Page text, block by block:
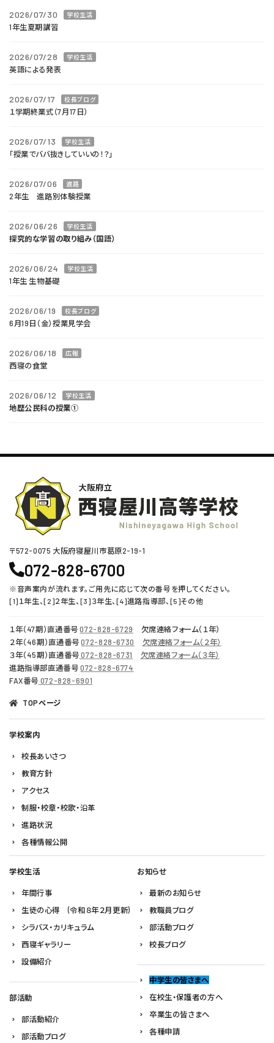
2026/07/30 学校生活
1年生夏期講習
2026/07/28 学校生活
英語による発表
2026/07/17 校長ブログ
１学期終業式（7月17日）
2026/07/13 学校生活
「授業でババ抜きしていいの！？」
2026/07/06 進路
2年生 進路別体験授業
2026/06/26 学校生活
探究的な学習の取り組み（国語）
2026/06/24 学校生活
1年生 生物基礎
2026/06/19 校長ブログ
6月19日（金）授業見学会
2026/06/18 広報
西寝の食堂
2026/06/12 学校生活
地歴公民科の授業①
〒572-0075 ⼤阪府寝屋川市葛原2-19-1
072-828-6700
※音声案内が流れます。ご用先に応じて次の番号を押してください。
[1]１年生、[2]２年生、[3]３年生、[4]進路指導部、[5]その他
１年（47期）直通番号072-828-6729
欠席連絡フォーム（１年）
２年（46期）直通番号072-828-6730
欠席連絡フォーム（２年）
３年（45期）直通番号 072-828-6731
欠席連絡フォーム（３年）
進路指導部直通番号072-828-6774
FAX番号 072-828-6901
TOPページ
学校案内
校長あいさつ
教育方針
アクセス
制服・校章・校歌・沿革
進路状況
各種情報公開
学校生活
年間行事
生徒の心得 (令和８年２月更新)
シラバス・カリキュラム
西寝ギャラリー
設備紹介
部活動
部活動紹介
部活動ブログ
お知らせ
最新のお知らせ
教職員ブログ
部活動ブログ
校長ブログ
中学生の皆さまへ
在校生・保護者の方へ
卒業生の皆さまへ
各種申請